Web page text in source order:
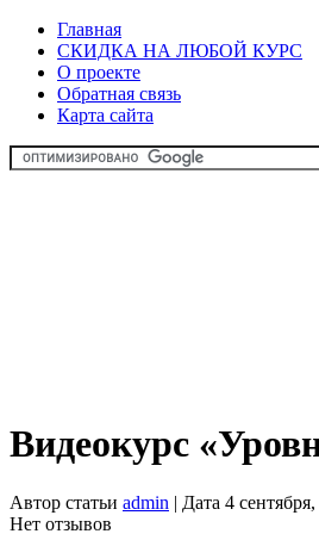
Главная
СКИДКА НА ЛЮБОЙ КУРС
О проекте
Обратная связь
Карта сайта
Видеокурс
Автор статьи admin | Дата 4
Нет отзывов